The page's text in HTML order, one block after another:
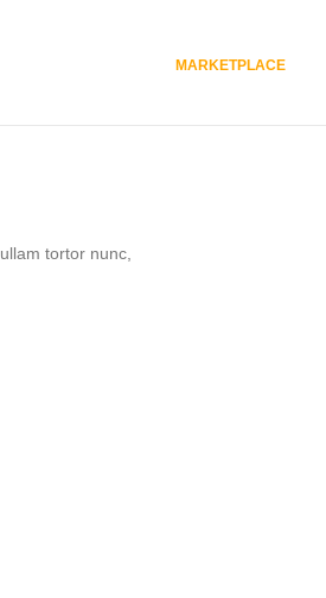
MARKETPLACE
tortor nunc,